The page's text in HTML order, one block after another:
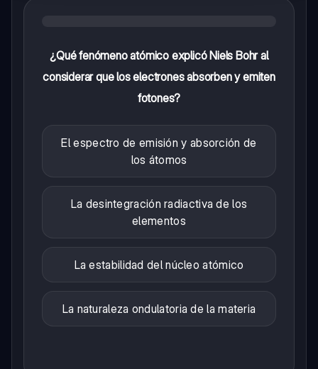
¿Qué fenómeno atómico explicó Niels Bohr al
considerar que los electrones absorben y emiten
fotones?
El espectro de emisión y absorción de
los átomos
La desintegración radiactiva de los
elementos
La estabilidad del núcleo atómico
La naturaleza ondulatoria de la materia